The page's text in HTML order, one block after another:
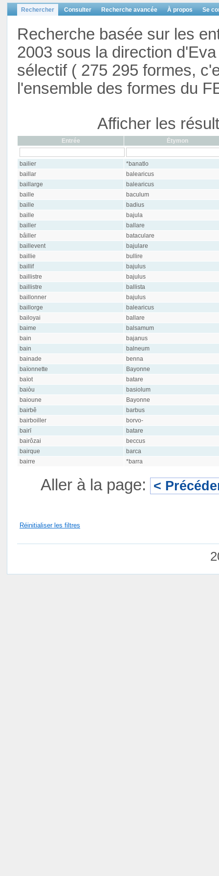
Rechercher Consulter Recherche avancée À propos Se
Recherche basée sur les
2003 sous la direction
sélectif ( 275 295 formes,
l'ensemble des formes du
Afficher les
Entrée Étymon
bailier
*banatlo
baillar
balearicus
baillarge
balearicus
baille
baculum
baille
badius
baille
bajula
bailler
ballare
bâiller
bataculare
baillevent
bajulare
baillie
bullire
baillif
bajulus
baillistre
bajulus
baillistre
ballista
baillonner
bajulus
baillorge
balearicus
bailoyai
ballare
baime
balsamum
bain
bajanus
bain
balneum
bainade
benna
baïonnette
Bayonne
baïot
batare
baiòu
basiolum
baioune
Bayonne
bairbê
barbus
bairboiller
borvo-
bairī
batare
bairôzai
beccus
bairque
barca
bairre
*barra
Aller à la page: <
Réinitialiser les filtres